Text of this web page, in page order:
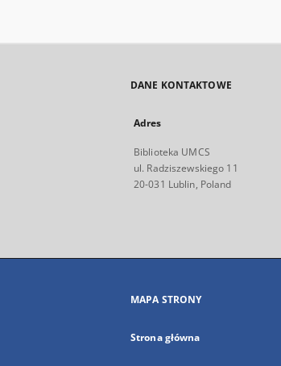
DANE KONTAKTOWE
Adres
Biblioteka UMCS
ul. Radziszewskiego 11
20-031 Lublin, Poland
MAPA STRONY
Strona główna